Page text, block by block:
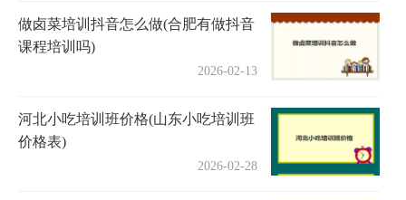
做卤菜培训抖音怎么做(合肥有做抖音
课程培训吗)
2026-02-13
河北小吃培训班价格(山东小吃培训班
价格表)
2026-02-28